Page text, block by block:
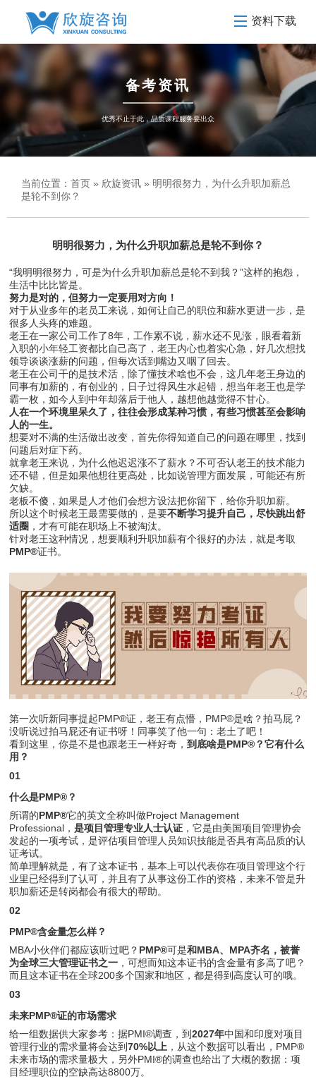
资料下载
备考资讯
优秀不止于此，品质课程服务要出众
当前位置： 首页 » 欣旋资讯 » 明明很努力，为什么升职加薪总
是轮不到你？
明明很努力，为什么升职加薪总是轮不到你？
“我明明很努力，可是为什么升职加薪总是轮不到我？”这样的抱怨，
生活中比比皆是。
努力是对的，但努力一定要用对方向！
对于从业多年的老员工来说，如何让自己的职位和薪水更进一步，是
很多人头疼的难题。
老王在一家公司工作了8年，工作累不说，薪水还不见涨，眼看着新
入职的小年轻工资都比自己高了，老王内心也着实心急，好几次想找
领导谈谈涨薪的问题，但每次话到嘴边又咽了回去。
老王在公司干的是技术活，除了懂技术啥也不会，这几年老王身边的
同事有加薪的，有创业的，日子过得风生水起错，想当年老王也是学
霸一枚，如今人到中年却落后于他人，越想他越觉得不甘心。
人在一个环境里呆久了，往往会形成某种习惯，有些习惯甚至会影响
人的一生。
想要对不满的生活做出改变，首先你得知道自己的问题在哪里，找到
问题后对症下药。
就拿老王来说，为什么他迟迟涨不了薪水？不可否认老王的技术能力
还不错，但是如果他想往更高处，比如说管理方面发展，可能还有所
欠缺。
老板不傻，如果是人才他们会想方设法把你留下，给你升职加薪。
所以这个时候老王最需要做的，是要不断学习提升自己，尽快跳出舒
适圈 ，才有可能在职场上不被淘汰。
针对老王这种情况，想要顺利升职加薪有个很好的办法，就是考取
PMP®证书。
第一次听新同事提起PMP®证，老王有点懵，PMP®是啥？拍马屁？
没听说过拍马屁还有证书呀！同事笑了他一句：老土了吧！
看到这里，你是不是也跟老王一样好奇，到底啥是PMP®？它有什么
用？
01
什么是PMP®？
所谓的PMP®它的英文全称叫做Project Management
Professional，是项目管理专业人士认证 ，它是由美国项目管理协会
发起的一项考试，是评估项目管理人员知识技能是否具有高品质的认
证考试。
简单理解就是，有了这本证书，基本上可以代表你在项目管理这个行
业里已经得到了认可，并且有了从事这份工作的资格，未来不管是升
职加薪还是转岗都会有很大的帮助。
02
PMP®含金量怎么样？
MBA小伙伴们都应该听过吧？ PMP®可是和MBA、MPA齐名，被誉
为全球三大管理证书之一 ，可想而知这本证书的含金量有多高了吧？
而且这本证书在全球200多个国家和地区，都是得到高度认可的哦。
03
未来PMP®证的市场需求
给一组数据供大家参考：据PMI®调查，到2027年中国和印度对项目
管理行业的需求量将会达到70%以上 ，从这个数据可以看出，PMP®
未来市场的需求量极大，另外PMI®的调查也给出了大概的数据：项
目经理职位的空缺高达8800万。